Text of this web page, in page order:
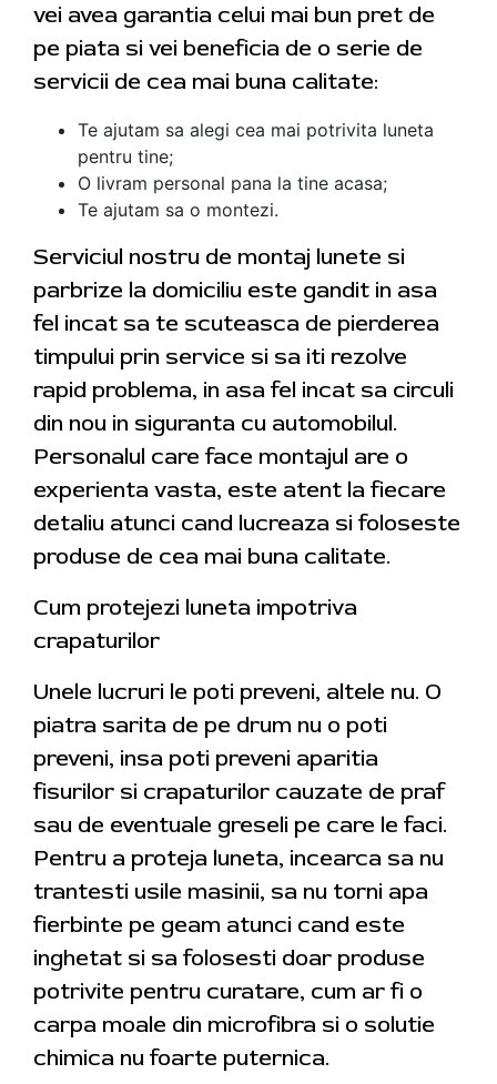
vei avea garantia celui mai bun pret de
pe piata si vei beneficia de o serie de
servicii de cea mai buna calitate:
Te ajutam sa alegi cea mai potrivita luneta
pentru tine;
O livram personal pana la tine acasa;
Te ajutam sa o montezi.
Serviciul nostru de montaj lunete si
parbrize la domiciliu este gandit in asa
fel incat sa te scuteasca de pierderea
timpului prin service si sa iti rezolve
rapid problema, in asa fel incat sa circuli
din nou in siguranta cu automobilul.
Personalul care face montajul are o
experienta vasta, este atent la fiecare
detaliu atunci cand lucreaza si foloseste
produse de cea mai buna calitate.
Cum protejezi luneta impotriva
crapaturilor
Unele lucruri le poti preveni, altele nu. O
piatra sarita de pe drum nu o poti
preveni, insa poti preveni aparitia
fisurilor si crapaturilor cauzate de praf
sau de eventuale greseli pe care le faci.
Pentru a proteja luneta, incearca sa nu
trantesti usile masinii, sa nu torni apa
fierbinte pe geam atunci cand este
inghetat si sa folosesti doar produse
potrivite pentru curatare, cum ar fi o
carpa moale din microfibra si o solutie
chimica nu foarte puternica.